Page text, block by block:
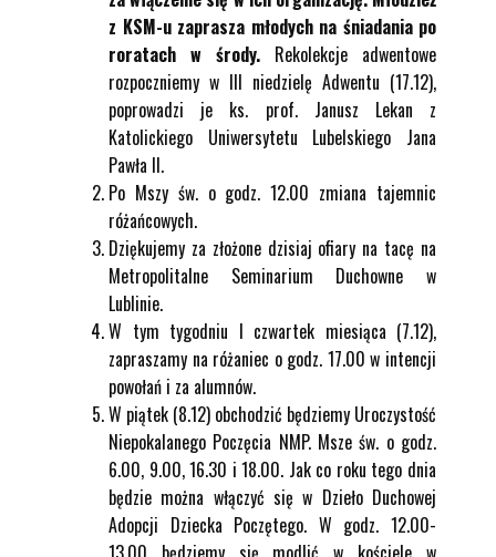
z KSM-u zaprasza młodych na śniadania po
roratach w środy. Rekolekcje adwentowe
rozpoczniemy w III niedzielę Adwentu (17.12),
poprowadzi je ks. prof. Janusz Lekan z
Katolickiego Uniwersytetu Lubelskiego Jana
Pawła II.
Po Mszy św. o godz. 12.00 zmiana tajemnic
różańcowych.
Dziękujemy za złożone dzisiaj ofiary na tacę na
Metropolitalne Seminarium Duchowne w
Lublinie.
W tym tygodniu I czwartek miesiąca (7.12),
zapraszamy na różaniec o godz. 17.00 w intencji
powołań i za alumnów.
W piątek (8.12) obchodzić będziemy Uroczystość
Niepokalanego Poczęcia NMP. Msze św. o godz.
6.00, 9.00, 16.30 i 18.00. Jak co roku tego dnia
będzie można włączyć się w Dzieło Duchowej
Adopcji Dziecka Poczętego. W godz. 12.00-